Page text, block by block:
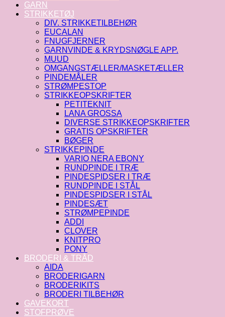
GARN
STRIKKETØJ
DIV. STRIKKETILBEHØR
EUCALAN
FNUGFJERNER
GARNVINDE & KRYDSNØGLE APP.
MUUD
OMGANGSTÆLLER/MASKETÆLLER
PINDEMÅLER
STRØMPESTOP
STRIKKEOPSKRIFTER
PETITEKNIT
LANA GROSSA
DIVERSE STRIKKEOPSKRIFTER
GRATIS OPSKRIFTER
BØGER
STRIKKEPINDE
VARIO NERA EBONY
RUNDPINDE I TRÆ
PINDESPIDSER I TRÆ
RUNDPINDE I STÅL
PINDESPIDSER I STÅL
PINDESÆT
STRØMPEPINDE
ADDI
CLOVER
KNITPRO
PONY
BRODERI & TRÅD
AIDA
BRODERIGARN
BRODERIKITS
BRODERI TILBEHØR
GAVEKORT
STOFPRØVE